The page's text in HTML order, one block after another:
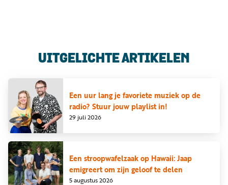
UITGELICHTE ARTIKELEN
29 juli 2026
Een uur lang je favoriete muziek op de
radio? Stuur jouw playlist in!
5 augustus 2026
Een stroopwafelzaak op Hawaii: Jaap
emigreert om zijn geloof te delen
Podcasts
Muziek
Artikelen
Kanalen
Steun
onze
missie